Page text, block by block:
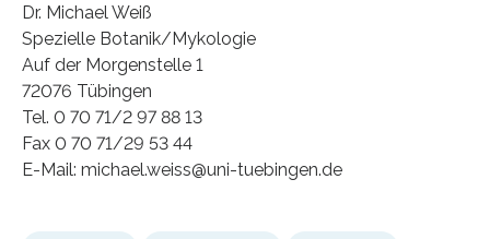
Dr. Michael Weiß
Spezielle Botanik/Mykologie
Auf der Morgenstelle 1
72076 Tübingen
Tel. 0 70 71/2 97 88 13
Fax 0 70 71/29 53 44
E-Mail: michael.weiss@uni-tuebingen.de